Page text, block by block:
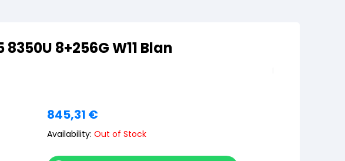
8+256G W11 Blan
845,31 €
Availability: Out of Stock